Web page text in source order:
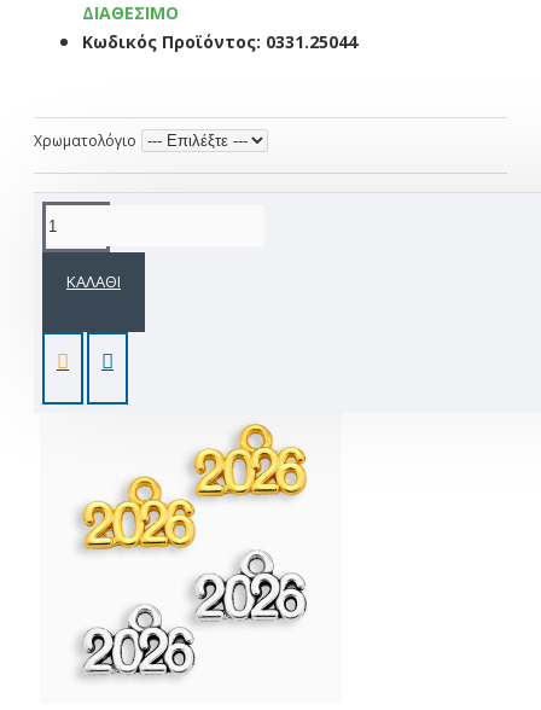
ΔΙΑΘΈΣΙΜΟ
Κωδικός Προϊόντος: 0331.25044
Χρωματολόγιο
ΚΑΛΆΘΙ
Ετικέτες: